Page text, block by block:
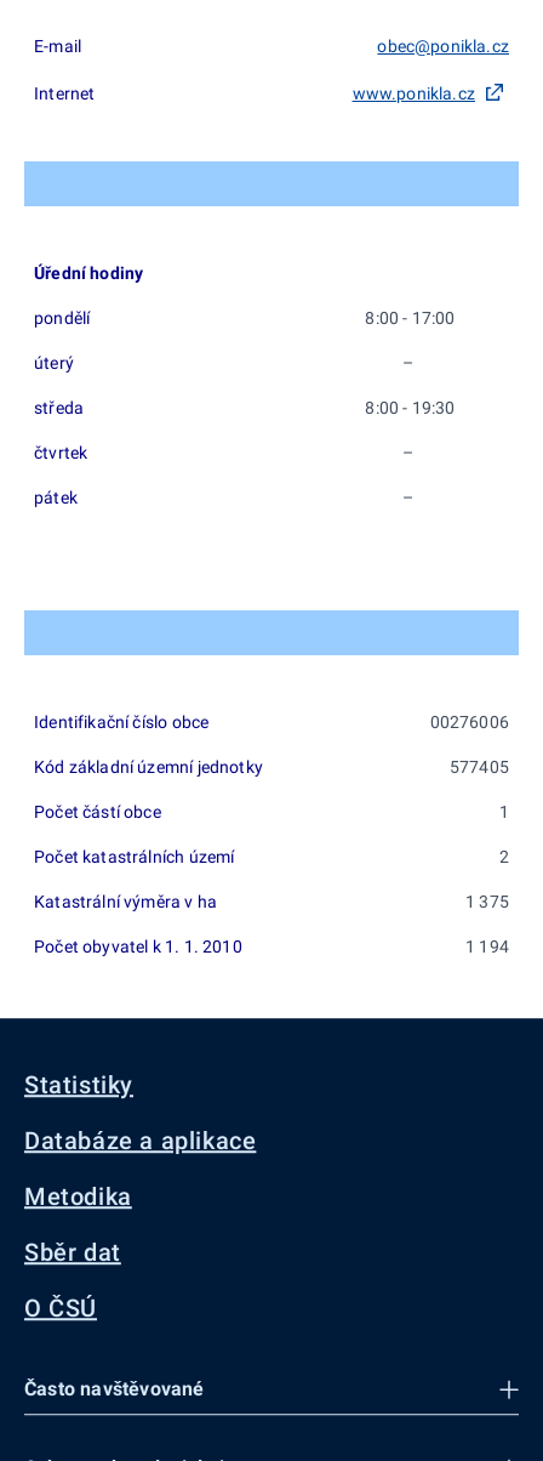
E-mail obec@ponikla.cz
Internet www.ponikla.cz
Úřední hodiny
pondělí 8:00 - 17:00
úterý –
středa 8:00 - 19:30
čtvrtek –
pátek –
Identifikační číslo obce 00276006
Kód základní územní jednotky 577405
Počet částí obce 1
Počet katastrálních území 2
Katastrální výměra v ha 1 375
Počet obyvatel k 1. 1. 2010 1 194
Statistiky
Databáze a aplikace
Metodika
Sběr dat
O ČSÚ
Často navštěvované